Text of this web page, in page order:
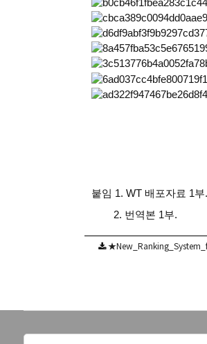
붙임 1. WT 배포자료 1부.
2. 번역본 1부.